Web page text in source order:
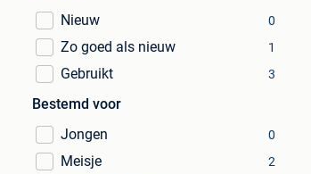
Nieuw
0
Zo goed als nieuw 1
Gebruikt 3
Bestemd voor
Jongen
0
Meisje 2